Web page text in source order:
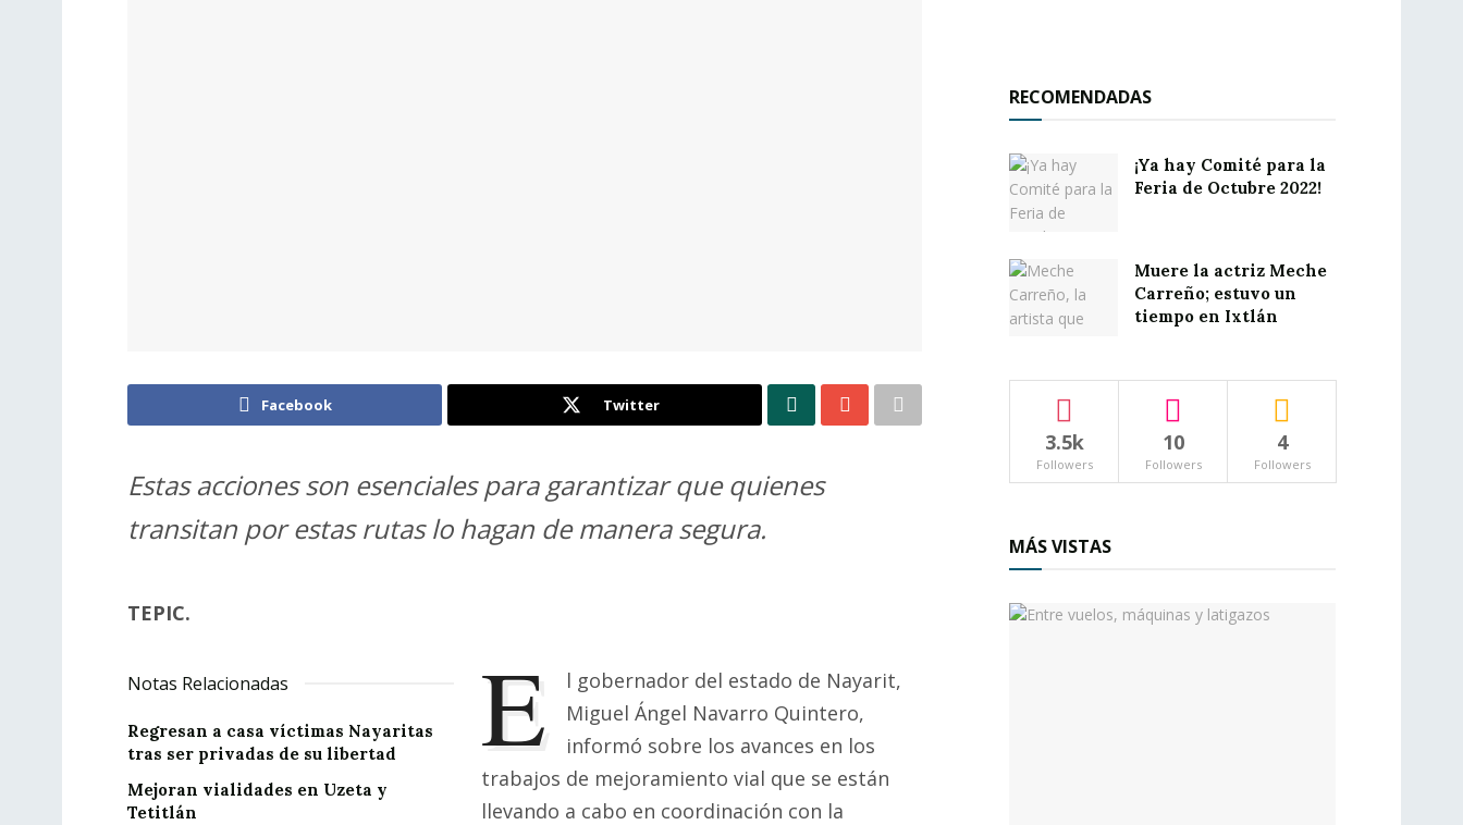
Facebook Twitter
Estas acciones son esenciales para garantizar que quienes
transitan por estas rutas lo hagan de manera segura.
TEPIC.
Notas Relacionadas
Regresan a casa víctimas Nayaritas
tras ser privadas de su libertad
Mejoran vialidades en Uzeta y
Tetitlán
E
l gobernador del estado de Nayarit,
Miguel Ángel Navarro Quintero,
informó sobre los avances en los
trabajos de mejoramiento vial que se están
llevando a cabo en coordinación con la
RECOMENDADAS
¡Ya hay Comité para la
Feria de Octubre 2022!
Muere la actriz Meche
Carreño; estuvo un
tiempo en Ixtlán
3.5k
Followers
10
Followers
4
Followers
MÁS VISTAS